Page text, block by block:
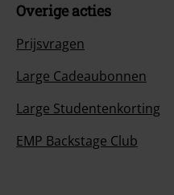
Overige acties
Prijsvragen
Large Cadeaubonnen
Large Studentenkorting
EMP Backstage Club